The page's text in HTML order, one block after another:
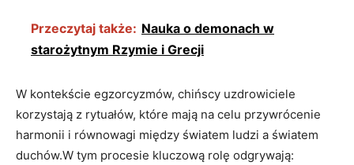
Przeczytaj także: Nauka o demonach w
starożytnym Rzymie i Grecji
W kontekście egzorcyzmów, ⁤chińscy uzdrowiciele
‌korzystają ‌z rytuałów, które mają⁣ na celu przywrócenie
harmonii i równowagi między światem ludzi a‌ światem
duchów.W tym procesie kluczową⁤ rolę odgrywają: